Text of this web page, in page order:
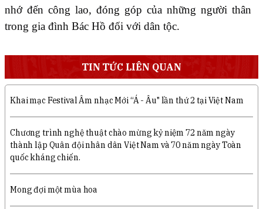
nhớ đến công lao, đóng góp của những người thân
trong gia đình Bác Hồ đối với dân tộc.
TIN TỨC LIÊN QUAN
Khai mạc Festival Âm nhạc Mới “Á - Âu" lần thứ 2 tại Việt Nam
Chương trình nghệ thuật chào mừng kỷ niệm 72 năm ngày
thành lập Quân đội nhân dân Việt Nam và 70 năm ngày Toàn
quốc kháng chiến.
Mong đợi một mùa hoa